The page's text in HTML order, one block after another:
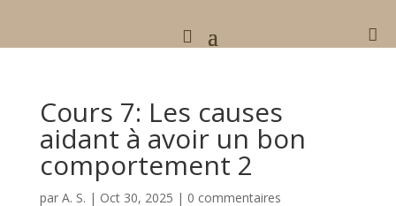

Cours 7: Les causes
aidant à avoir un bon
comportement 2
par A. S. | Oct 30, 2025 | 0 commentaires